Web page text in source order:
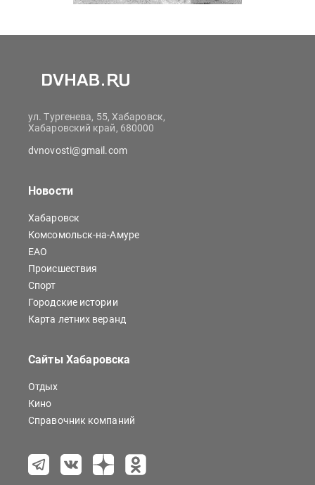
ул. Тургенева, 55, Хабаровск,
Хабаровский край, 680000
dvnovosti@gmail.com
Новости
Хабаровск
Комсомольск-на-Амуре
ЕАО
Происшествия
Спорт
Городские истории
Карта летних веранд
Сайты Хабаровска
Отдых
Кино
Справочник компаний